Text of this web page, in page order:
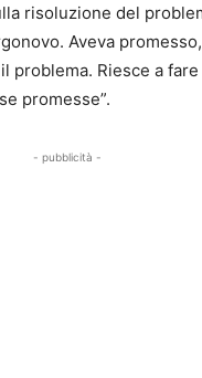
risoluzione del
Aveva
problema. Riesce a
promesse”.
- pubblicità -